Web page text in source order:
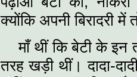
क्योंकि अपनी बिरादरी
माँ थीं कि बेटी के इन
तरह खड़ी थीं। दादा-